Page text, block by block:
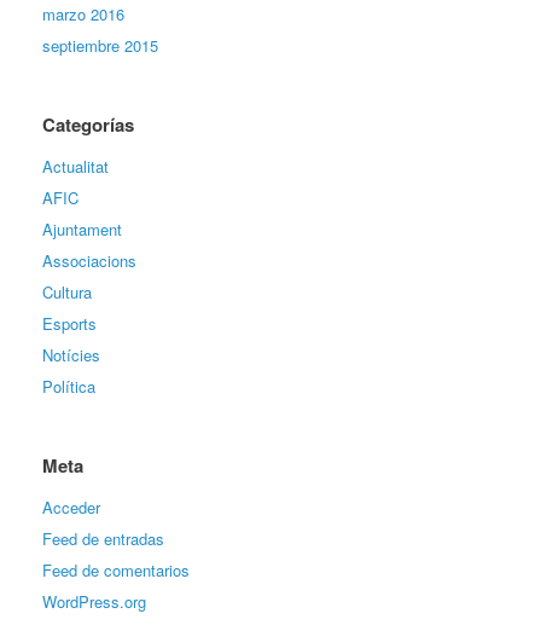
marzo 2016
septiembre 2015
Categorías
Actualitat
AFIC
Ajuntament
Associacions
Cultura
Esports
Notícies
Política
Meta
Acceder
Feed de entradas
Feed de comentarios
WordPress.org